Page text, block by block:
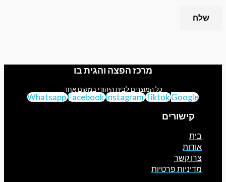
מרכז הפצה והגית בו
כל המוצרים לבית היהודי במקום אחד
WhatsappFacebookInstagramTiktok
קישורים
פרטיות